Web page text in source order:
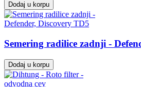
Dodaj u korpu
Semering radilice zadnji -
Dodaj u korpu